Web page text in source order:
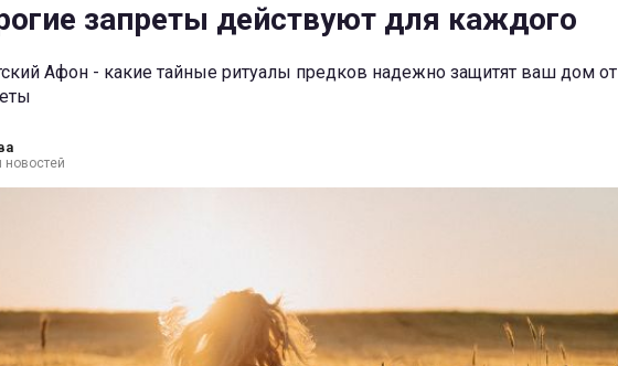
запреты действуют для каждого
Афон - какие тайные ритуалы предков надежно защитят ваш дом от
новостей